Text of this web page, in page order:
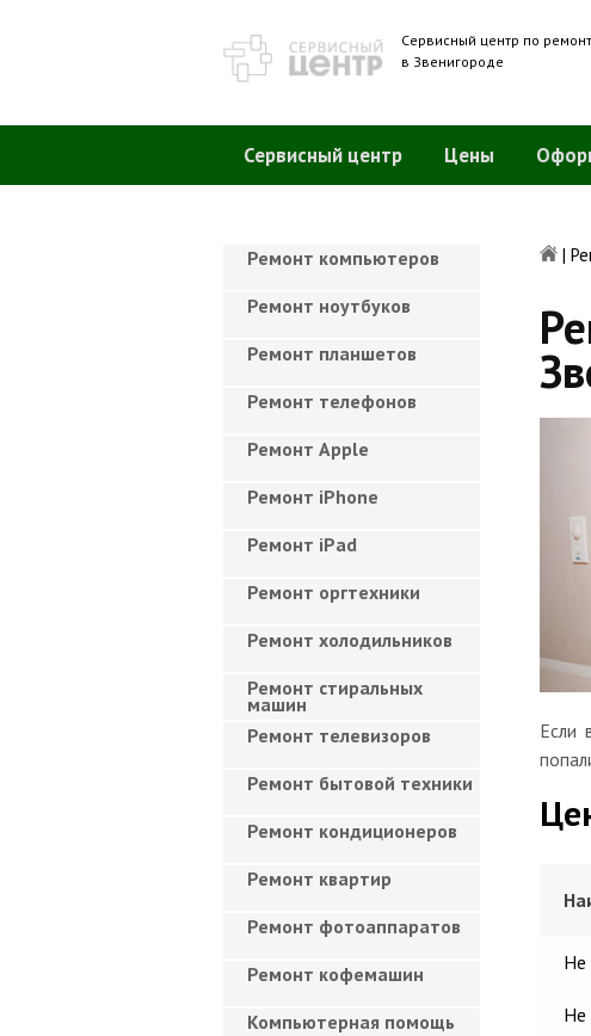
Сервисный центр по
в Звенигороде
Сервисный центр Цены
|
Если
Не
Не
Ремонт компьютеров
Ремонт ноутбуков
Ремонт планшетов
Ремонт телефонов
Ремонт Apple
Ремонт iPhone
Ремонт iPad
Ремонт оргтехники
Ремонт холодильников
Ремонт стиральных
машин
Ремонт телевизоров
Ремонт бытовой техники
Ремонт кондиционеров
Ремонт квартир
Ремонт фотоаппаратов
Ремонт кофемашин
Компьютерная помощь